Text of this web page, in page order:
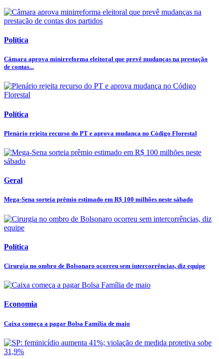
Política
Câmara aprova minirreforma eleitoral que prevê mudanças na prestação
de contas...
Política
Plenário rejeita recurso do PT e aprova mudança no Código Florestal
Geral
Mega-Sena sorteia prêmio estimado em R$ 100 milhões neste sábado
Política
Cirurgia no ombro de Bolsonaro ocorreu sem intercorrências, diz equipe
Economia
Caixa começa a pagar Bolsa Família de maio